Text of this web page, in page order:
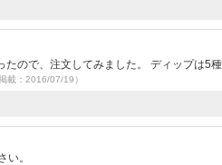
ので、注文してみました。 ディップは5
載：2016/07/19）
い。